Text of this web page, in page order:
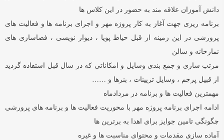
دانش آموزان علاقه مند به حضور در این کلاس ها
برنامه ریزی جهت آغاز به کار پروژه مهر و اجرای برنامه ها و فعالیت های
پرورشی در این زمینه از قبل حیاط پویا ، دیوار نویسی ، فضاسازی های
نمازخانه و سالن
مرتب سازی و جمع بندی وسایل و امکاناتی که در سال قبل استفاده گردید
از قبیل پرچم ، وسایل تزیینات ، بنرها و ……
مهمترین فعالیت ها و برنامه در مردادماه
ادامه اجرای برنامه پروژه مهر با محوریت فعالیت ها و برنامه های پرورشی
چگونگی تامین جوایز برای اهدا به برترین ها
آماده سازی مقدمات و محتوای مناسبت ها و غیره